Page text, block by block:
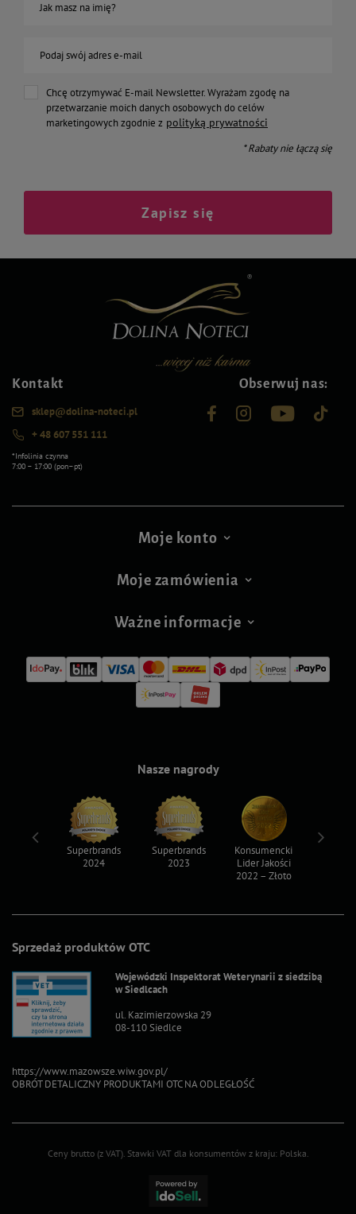
Jak masz na imię?
Podaj swój adres e-mail
Chcę otrzymywać E-mail Newsletter. Wyrażam zgodę na
przetwarzanie moich danych osobowych do celów
marketingowych zgodnie z polityką prywatności
* Rabaty nie łączą się
Zapisz się
Kontakt
sklep@dolina-noteci.pl
+ 48 607 551 111
*Infolinia czynna
7:00 – 17:00 (pon–pt)
Obserwuj nas:
Moje konto
Moje zamówienia
Ważne informacje
Sprzedaż produktów OTC
Wojewódzki Inspektorat Weterynarii z siedzibą
w Siedlcach
ul. Kazimierzowska 29
08-110 Siedlce
https://www.mazowsze.wiw.gov.pl/
OBRÓT DETALICZNY PRODUKTAMI OTC NA ODLEGŁOŚĆ
Nasze nagrody
Superbrands
2024
Superbrands
2023
Konsumencki
Lider Jakości
2022 – Złoto
Ceny brutto (z VAT). Stawki VAT dla konsumentów z kraju: Polska